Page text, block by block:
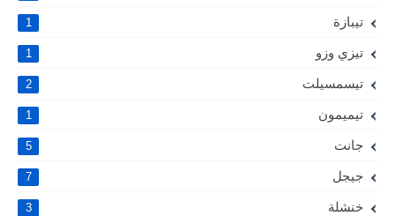
تيبازة 1
تيزي وزو 1
تيسمسيلت 2
تيميمون 1
جانت 5
جيجل 7
خنشلة 3